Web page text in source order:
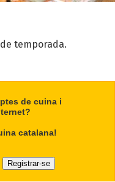
temporada.
de cuina i
catalana!